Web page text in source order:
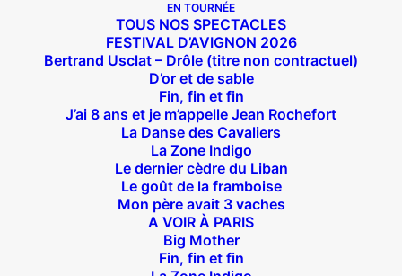
EN TOURNÉE
TOUS NOS SPECTACLES
FESTIVAL D’AVIGNON 2026
Bertrand Usclat – Drôle (titre non contractuel)
D’or et de sable
Fin, fin et fin
J’ai 8 ans et je m’appelle Jean Rochefort
La Danse des Cavaliers
La Zone Indigo
Le dernier cèdre du Liban
Le goût de la framboise
Mon père avait 3 vaches
A VOIR À PARIS
Big Mother
Fin, fin et fin
Suivez nous !